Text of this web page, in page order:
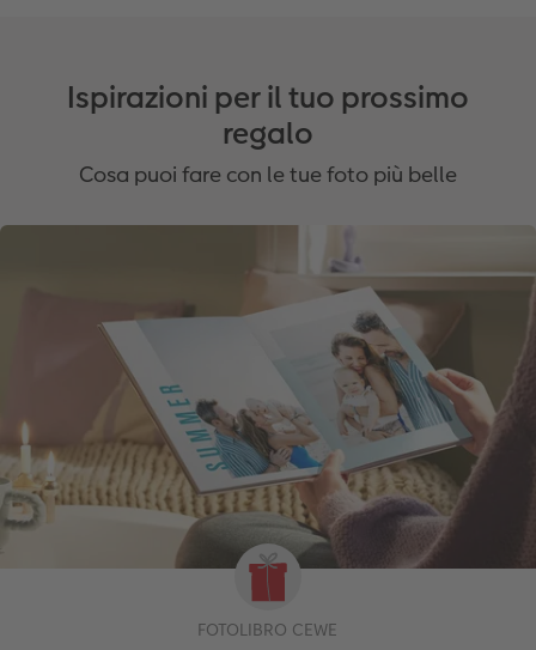
Ispirazioni per il tuo prossimo
regalo
Cosa puoi fare con le tue foto più belle
FOTOLIBRO CEWE